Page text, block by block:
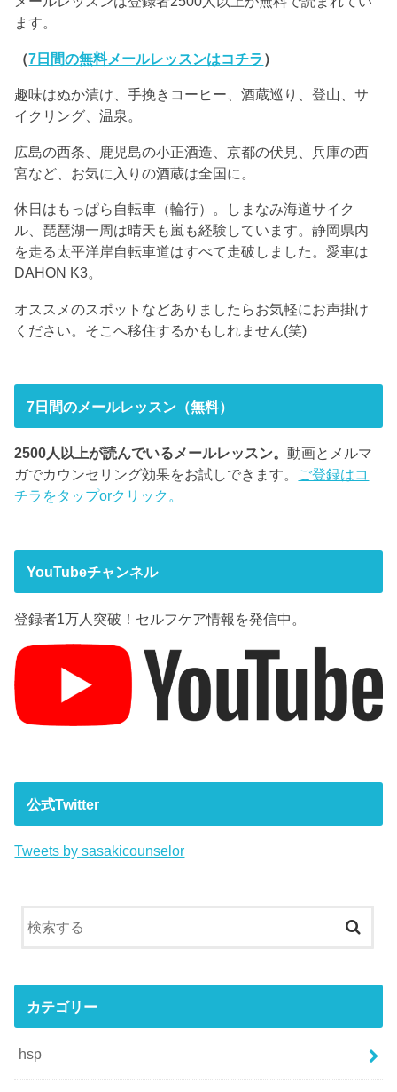
ます。
（7日間の無料メールレッスンはコチラ ）
趣味はぬか漬け、手挽きコーヒー、酒蔵巡り、登山、サ
イクリング、温泉。
広島の西条、鹿児島の小正酒造、京都の伏見、兵庫の西
宮など、お気に入りの酒蔵は全国に。
休日はもっぱら自転車（輪行）。しまなみ海道サイク
ル、琵琶湖一周は晴天も嵐も経験しています。静岡県内
を走る太平洋岸自転車道はすべて走破しました。愛車は
DAHON K3。
オススメのスポットなどありましたらお気軽にお声掛け
ください。そこへ移住するかもしれません(笑)
7日間のメールレッスン（無料）
2500人以上が読んでいるメールレッスン。動画とメルマ
ガでカウンセリング効果をお試しできます。 ご登録はコ
チラをタップorクリック。
YouTubeチャンネル
登録者1万人突破！セルフケア情報を発信中。
公式Twitter
Tweets by sasakicounselor
カテゴリー
hsp